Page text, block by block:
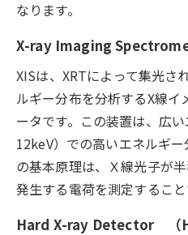
なります。
X-ray Imaging
XISは、XRTによって集光さ
ルギー分布を分析するX線イ
ータです。この装置は、広
12keV）での高いエネルギ
の基本原理は、Ｘ線光子が
発生する電荷を測定すること
Hard X-ray Detector （